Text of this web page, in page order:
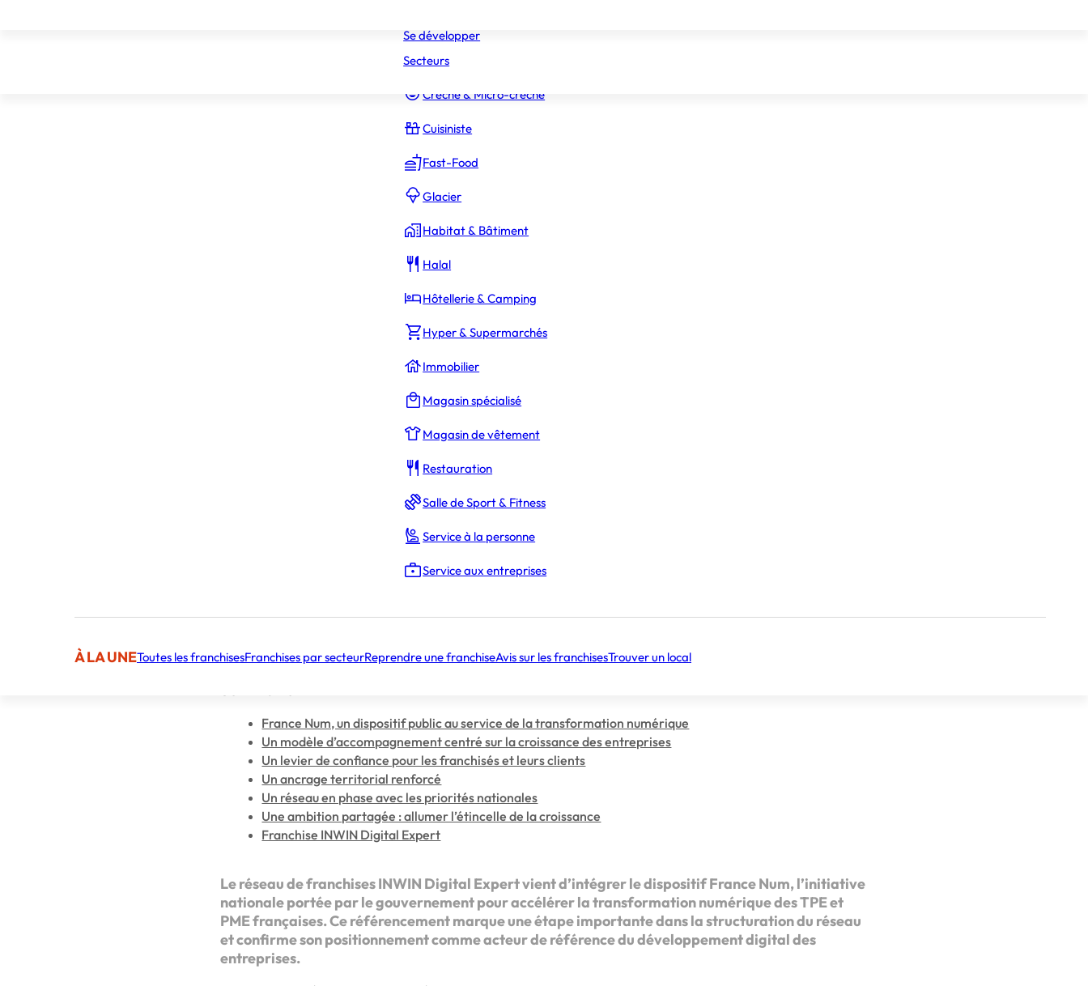
Constructeur Piscines & Spas
Crèche & Micro-crèche
Cuisiniste
Fast-Food
Glacier
Habitat & Bâtiment
Halal
Hôtellerie & Camping
Hyper & Supermarchés
Immobilier
Magasin spécialisé
Magasin de vêtement
Restauration
Salle de Sport & Fitness
Service à la personne
Service aux entreprises
À LA UNEToutes les franchisesFranchises par secteurReprendre une franchiseAvis sur les franchisesTrouver un local
Se développer
Secteurs
France Num, un dispositif public au service de la transformation numérique
Un modèle d’accompagnement centré sur la croissance des entreprises
Un levier de confiance pour les franchisés et leurs clients
Un ancrage territorial renforcé
Un réseau en phase avec les priorités nationales
Une ambition partagée : allumer l’étincelle de la croissance
Franchise INWIN Digital Expert
Le réseau de franchises INWIN Digital Expert vient d’intégrer le dispositif France Num, l’initiative
nationale portée par le gouvernement pour accélérer la transformation numérique des TPE et
PME françaises. Ce référencement marque une étape importante dans la structuration du réseau
et confirme son positionnement comme acteur de référence du développement digital des
entreprises.